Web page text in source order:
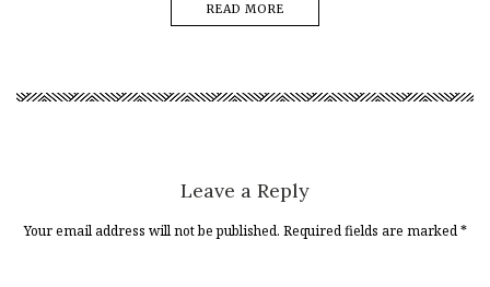
READ MORE
Leave a Reply
Your email address will not be published. Required fields are marked*